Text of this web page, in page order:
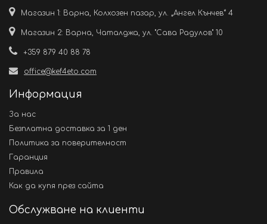
Магазин 1: Варна, Колхозен пазар, ул. „Ангел Кънчев“ 4
Магазин 2: Варна, Чаталджа, ул. "Сава Радулов" 10
+359 879 40 88 78
office@kef4eto.com
Информация
За нас
Безплатна доставка за 1 ден
Политика за поверителност
Гаранция
Правила
Как да купя през сайта
Обслужване на клиенти